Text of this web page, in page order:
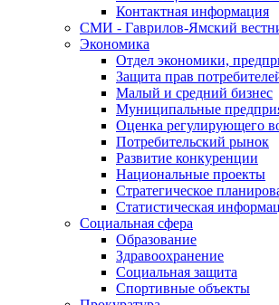
Контактная информация
СМИ - Гаврилов-Ямский
Экономика
Отдел экономики,
Защита прав
Малый и средний бизнес
Муниципальные
Оценка регулирующего
Потребительский рынок
Развитие конкуренции
Национальные проекты
Стратегическое
Статистическая
Социальная сфера
Образование
Здравоохранение
Социальная защита
Спортивные объекты